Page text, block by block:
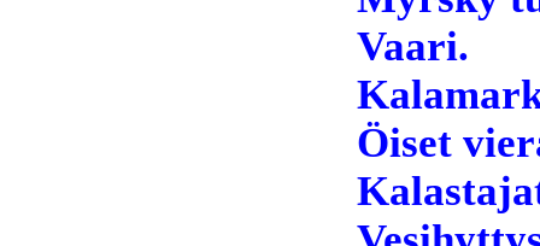
Vaari.
Öiset